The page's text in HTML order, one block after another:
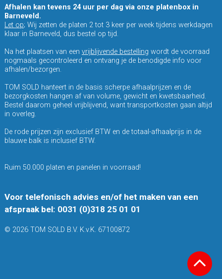
Afhalen kan tevens 24 uur per dag via onze platenbox in
Barneveld.
Let op; Wij zetten de platen 2 tot 3 keer per week tijdens werkdagen
klaar in Barneveld, dus bestel op tijd.
Na het plaatsen van een vrijblijvende bestelling wordt de voorraad
nogmaals gecontroleerd en ontvang je de benodigde info voor
afhalen/bezorgen.
TOM SOLD hanteert in de basis scherpe afhaalprijzen en de
bezorgkosten hangen af van volume, gewicht en kwetsbaarheid.
Bestel daarom geheel vrijblijvend, want transportkosten gaan altijd
in overleg.
De rode prijzen zijn exclusief BTW en de totaal-afhaalprijs in de
blauwe balk is inclusief BTW.
Ruim 50.000 platen en panelen in voorraad!
Voor telefonisch advies en/of het maken van een
afspraak bel: 0031 (0)318 25 01 01
© 2026 TOM SOLD B.V. K.v.K. 67100872